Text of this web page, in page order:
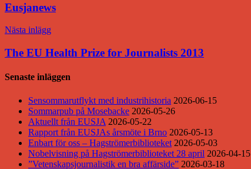
Eusjanews
Nästa inlägg
The EU Health Prize for Journalists 2013
Senaste inläggen
Sensommarutflykt med industrihistoria 2026-06-15
Sommarpub på Mosebacke 2026-05-26
Aktuellt från EUSJA 2026-05-22
Rapport från EUSJAs årsmöte i Brno 2026-05-13
Enbart för oss – Hagströmerbiblioteket 2026-05-03
Nobelvisning på Hagströmerbiblioteket 28 april 2026-04-15
”Vetenskapsjournalistik en bra affärside” 2026-03-18